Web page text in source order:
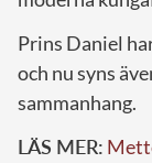
Prins Daniel
och nu syns
sammanhang.
LÄS MER: